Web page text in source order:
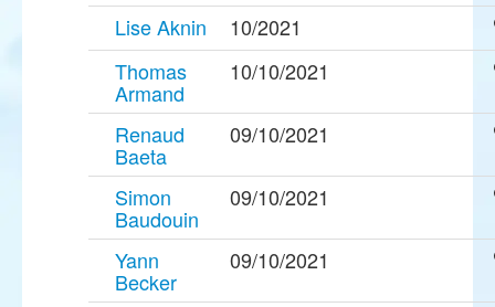
Lise Aknin
10/2021
Thomas
Armand
10/10/2021
Renaud
Baeta
09/10/2021
Simon
Baudouin
09/10/2021
Yann
Becker
09/10/2021